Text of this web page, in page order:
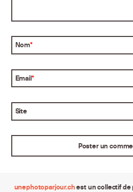
Nom*
Email*
Site
unephotoparjour.chest un collectif